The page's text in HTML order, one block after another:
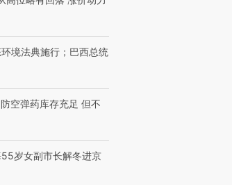
境法典施行；巴西总统
空弹药库存充足 但不
岁女副市长解冬进京